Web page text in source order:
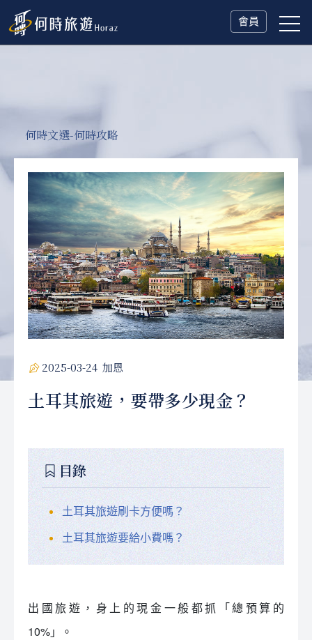
會員
何時文選-何時攻略
2025-03-24 加恩
土耳其旅遊，要帶多少現金？
目錄
土耳其旅遊刷卡方便嗎？
土耳其旅遊要給小費嗎？
出國旅遊，身上的現金一般都抓「總預算的
10%」。